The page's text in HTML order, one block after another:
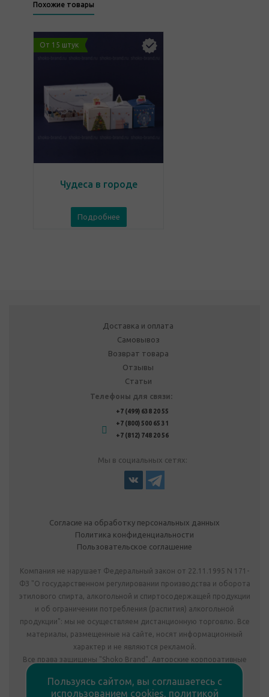
Похожие товары
От 15 штук
Чудеса в городе
Подробнее
Доставка и оплата
Самовывоз
Возврат товара
Отзывы
Статьи
Телефоны для связи:
+7 (499) 638 20 55
+7 (800) 500 65 31
+7 (812) 748 20 56
Мы в социальных сетях:
Согласие на обработку персональных данных
Политика конфиденциальности
Пользовательское соглашение
Компания не нарушает Федеральный закон от 22.11.1995 N 171-
ФЗ "О государственном регулировании производства и оборота
этилового спирта, алкогольной и спиртосодержащей продукции
и об ограничении потребления (распития) алкогольной
продукции": мы не осуществляем дистанционную торговлю. Все
материалы, размещенные на сайте, носят информационный
характер и не являются рекламой.
Все права защищены "Shoko Brand". Авторские корпоративные
Комплектация подарка может отличаться от изображения.
Пользуясь сайтом, вы соглашаетесь с
использованием cookies, политикой